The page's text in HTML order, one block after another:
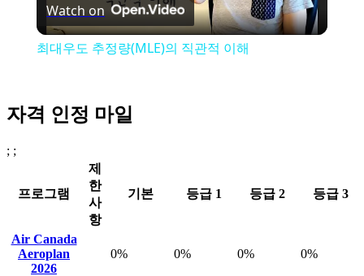
Video
Watch on
최대우도 추정량(MLE)의 직관적 이해
자격 인정 마일
; ;
프로그램
제
한
사
항
기본 등급 1 등급 2 등급 3
Air Canada
Aeroplan
2026
0% 0% 0% 0%